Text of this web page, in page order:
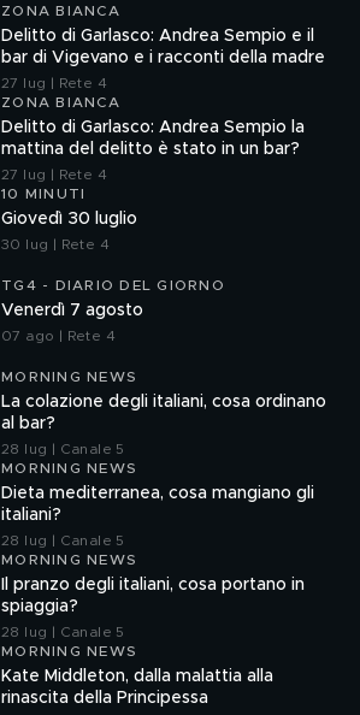
ZONA BIANCA
Delitto di Garlasco: Andrea Sempio e il
bar di Vigevano e i racconti della madre
27 lug | Rete 4
ZONA BIANCA
Delitto di Garlasco: Andrea Sempio la
mattina del delitto è stato in un bar?
27 lug | Rete 4
10 MINUTI
Giovedì 30 luglio
30 lug | Rete 4
TG4 - DIARIO DEL GIORNO
Venerdì 7 agosto
07 ago | Rete 4
MORNING NEWS
La colazione degli italiani, cosa ordinano
al bar?
28 lug | Canale 5
MORNING NEWS
Dieta mediterranea, cosa mangiano gli
italiani?
28 lug | Canale 5
MORNING NEWS
Il pranzo degli italiani, cosa portano in
spiaggia?
28 lug | Canale 5
MORNING NEWS
Kate Middleton, dalla malattia alla
rinascita della Principessa